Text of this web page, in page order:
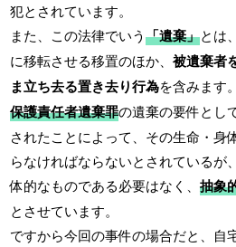
犯とされています。
また、この法律でいう「遺棄」とは
に移転させる移置のほか、被遺棄者
ま立ち去る置き去り行為を含みます。
保護責任者遺棄罪の遺棄の要件とし
されたことによって、その生命・身
らなければならないとされているが
体的なものである必要はなく、抽象
とさせています。
ですから今回の事件の場合だと、自